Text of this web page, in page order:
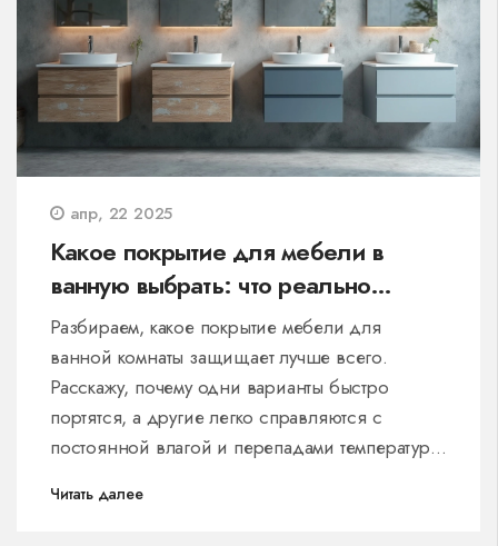
апр, 22 2025
Какое покрытие для мебели в
ванную выбрать: что реально
работает?
Разбираем, какое покрытие мебели для
ванной комнаты защищает лучше всего.
Расскажу, почему одни варианты быстро
портятся, а другие легко справляются с
постоянной влагой и перепадами температур.
чём недостатки и плюсы популярных решений.
Читать далее